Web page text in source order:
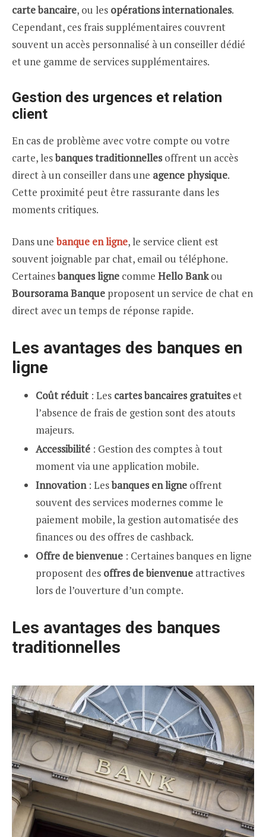
carte bancaire, ou les opérations internationales.
Cependant, ces frais supplémentaires couvrent
souvent un accès personnalisé à un conseiller dédié
et une gamme de services supplémentaires.
Gestion des urgences et relation
client
En cas de problème avec votre compte ou votre
carte, lesbanques traditionnellesoffrent un accès
direct à un conseiller dans une agence physique.
Cette proximité peut être rassurante dans les
moments critiques.
Dans unebanque en ligne, le service client est
souvent joignable par chat, email ou téléphone.
Certainesbanques ligne comme Hello Bankou
Boursorama Banque proposent un service de chat en
direct avec un temps de réponse rapide.
Les avantages des banques en
ligne
Coût réduit: Les cartes bancaires gratuiteset
l’absence de frais de gestion sont des atouts
majeurs.
Accessibilité : Gestion des comptes à tout
moment via une application mobile.
Innovation: Lesbanques en ligne offrent
souvent des services modernes comme le
paiement mobile, la gestion automatisée des
finances ou des offres de cashback.
Offre de bienvenue : Certaines banques en ligne
proposent des offres de bienvenue attractives
lors de l’ouverture d’un compte.
Les avantages des banques
traditionnelles